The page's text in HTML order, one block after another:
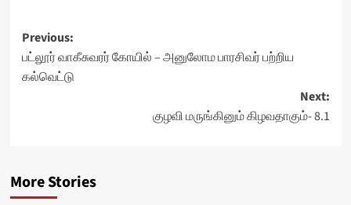
Post
navigation
Previous:
பட்லூர் வாகீசுவரர் கோயில் – அனுலோம பாரசிவர் பற்றிய
கல்வெட்டு
Next:
குழவி மருங்கினும் கிழவதாகும்- 8.1
More Stories